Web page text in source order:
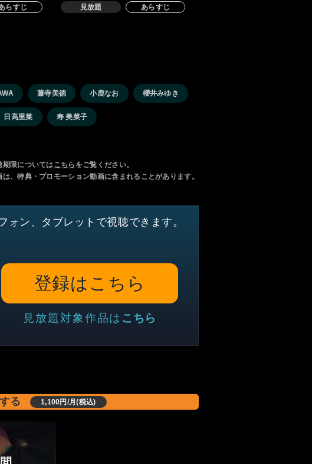
らすじ 見放題 あらすじ
藤寺美徳 小鹿なお 櫻井みゆき
日高里菜 寿 美菜子
期限についてはこちら をご覧ください。
、特典・プロモーション動画に含まれることがあります。
ン、タブレットで視聴できます。
登録はこちら
見放題対象作品は こちら
る 1,100円/月(税込)